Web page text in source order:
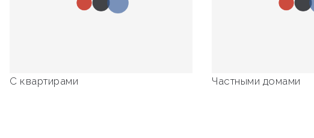
С квартирами Частными домами